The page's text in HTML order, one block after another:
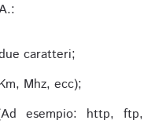
caratteri;
Mhz, ecc);
esempio: http, ftp,